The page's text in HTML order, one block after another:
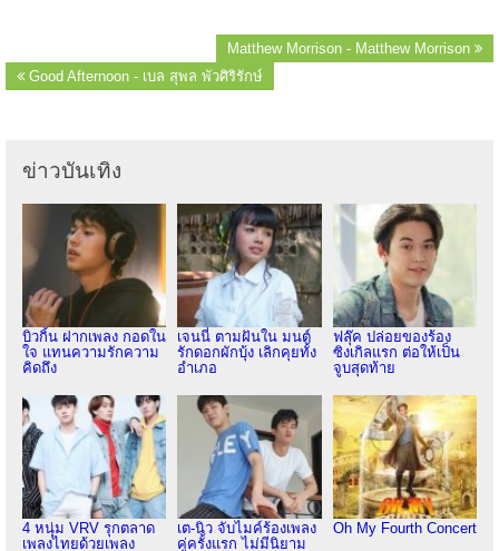
Matthew Morrison - Matthew Morrison
Good Afternoon - เบล สุพล พัวศิริรักษ์
ข่าวบันเทิง
บิวกิ้น ฝากเพลง กอดใน
ใจ แทนความรักความ
คิดถึง
เจนนี่ ตามฝันใน มนต์
รักดอกผักบุ้ง เลิกคุยทั้ง
อำเภอ
ฟลุ๊ค ปล่อยของร้อง
ซิงเกิลแรก ต่อให้เป็น
จูบสุดท้าย
4 หนุ่ม VRV รุกตลาด
เพลงไทยด้วยเพลง
เต-นิว จับไมค์ร้องเพลง
คู่ครั้งแรก ไม่มีนิยาม
Oh My Fourth Concert